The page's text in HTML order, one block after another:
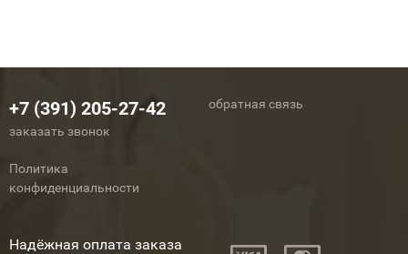
+7 (391) 205-27-42
заказать звонок
обратная связь
Политика
конфиденциальности
Надёжная оплата заказа